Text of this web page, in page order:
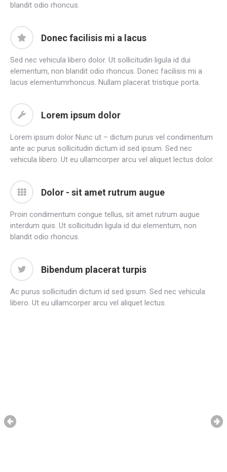
blandit odio rhoncus.
Donec facilisis mi a lacus
Sed nec vehicula libero dolor. Ut sollicitudin ligula id dui
elementum, non blandit odio rhoncus. Donec facilisis mi a
lacus elementumrhoncus. Nullam placerat tristique porta.
Lorem ipsum dolor
Lorem ipsum dolor Nunc ut – dictum purus vel condimentum
ante ac purus sollicitudin dictum id sed ipsum. Sed nec
vehicula libero. Ut eu ullamcorper arcu vel aliquet lectus dolor.
Dolor - sit amet rutrum augue
Proin condimentum congue tellus, sit amet rutrum augue
interdum quis. Ut sollicitudin ligula id dui elementum, non
blandit odio rhoncus.
Bibendum placerat turpis
Ac purus sollicitudin dictum id sed ipsum. Sed nec vehicula
libero. Ut eu ullamcorper arcu vel aliquet lectus.